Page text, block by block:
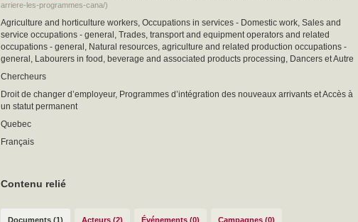
arriere-les-programmes-cana/)
Agriculture and horticulture workers, Occupations in services - Domestic work, Sales and
service occupations - general, Trades, transport and equipment operators and related
occupations - general, Natural resources, agriculture and related production occupations -
general, Labourers in food, beverage and associated products processing, Dancers et Autre
Chercheurs
Droit de changer d’employeur, Programmes d’intégration des nouveaux arrivants et Accès à
un statut permanent
Quebec
Français
Contenu relié
Documents (1) Acteurs (2) Événements (0) Campagnes (0)